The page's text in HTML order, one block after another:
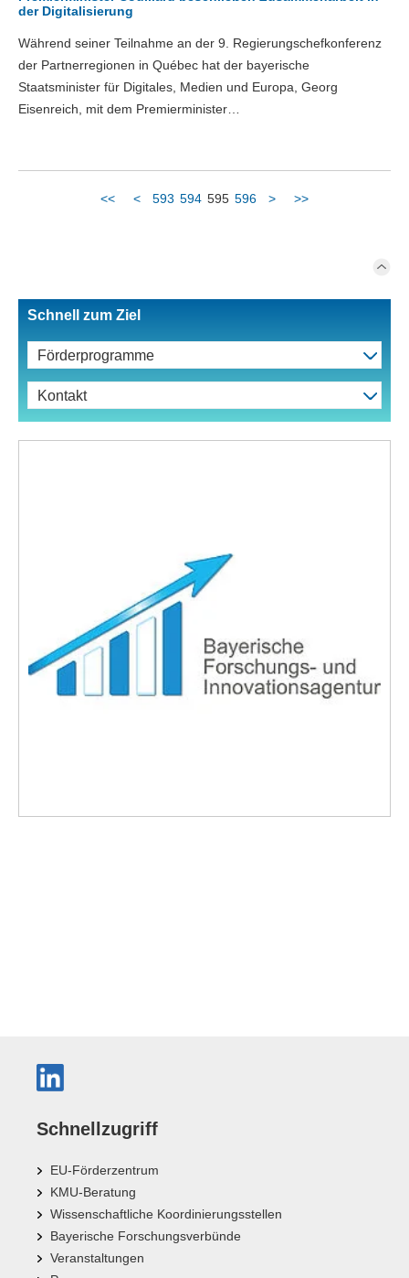
der Digitalisierung
Während seiner Teilnahme an der 9. Regierungschefkonferenz
der Partnerregionen in Québec hat der bayerische
Staatsminister für Digitales, Medien und Europa, Georg
Eisenreich, mit dem Premierminister…
<< < 593 594 595 596 > >>
Schnell zum Ziel
Förderprogramme
Kontakt
Schnellzugriff
EU-Förderzentrum
KMU-Beratung
Wissenschaftliche Koordinierungsstellen
Bayerische Forschungsverbünde
Veranstaltungen